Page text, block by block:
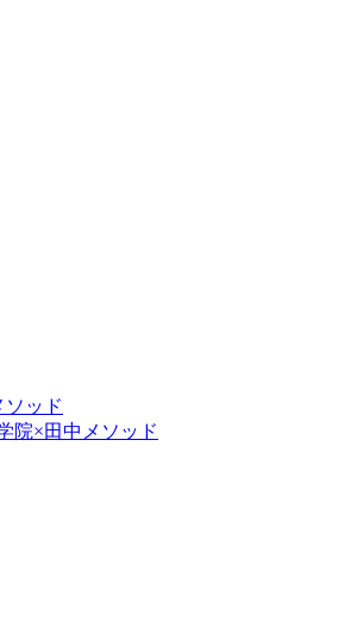
ッド
院×田中メソッド